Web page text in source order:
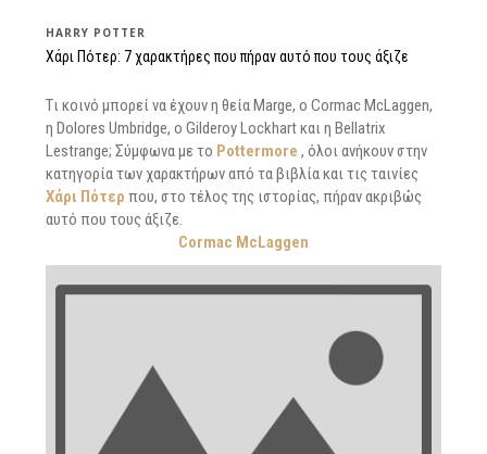
HARRY POTTER
Χάρι Πότερ: 7 χαρακτήρες που πήραν αυτό που τους άξιζε
Tι κοινό μπορεί να έχουν η θεία Marge, o Cormac McLaggen,
η Dolores Umbridge, ο Gilderoy Lockhart και η Bellatrix
Lestrange; Σύμφωνα με το Pottermore , όλοι ανήκουν στην
κατηγορία των χαρακτήρων από τα βιβλία και τις ταινίες
Χάρι Πότερ που, στο τέλος της ιστορίας, πήραν ακριβώς
αυτό που τους άξιζε.
Cormac McLaggen